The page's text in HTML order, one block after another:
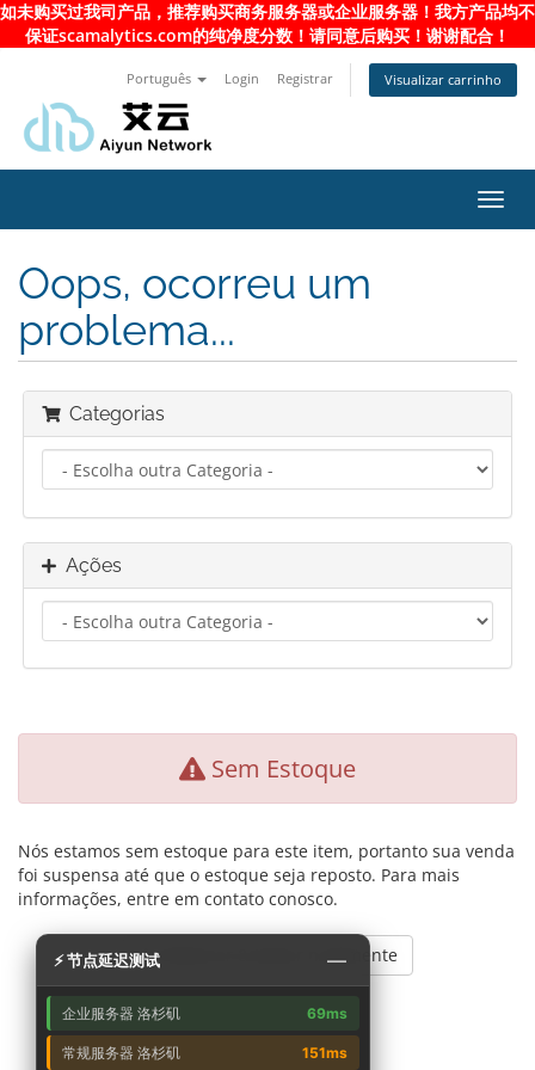
如未购买过我司产品，推荐购买商务服务器或企业服务器！我方产品均不
保证scamalytics.com的纯净度分数！请同意后购买！谢谢配合！
Português Login Registrar Visualizar carrinho
Oops, ocorreu um
problema...
Categorias
Ações
Sem Estoque
Nós estamos sem estoque para este item, portanto sua venda
foi suspensa até que o estoque seja reposto. Para mais
informações, entre em contato conosco.
Retornar & tentar novamente
⚡ 节点延迟测试 —
企业服务器 洛杉矶 69ms
常规服务器 洛杉矶 151ms